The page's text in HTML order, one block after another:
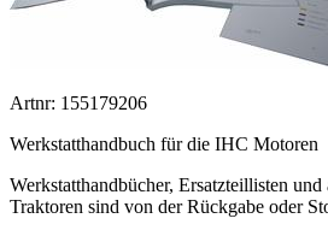
Artnr: 155179206
Werkstatthandbuch für die IHC Motoren
Werkstatthandbücher, Ersatzteillisten
Traktoren sind von der Rückgabe oder